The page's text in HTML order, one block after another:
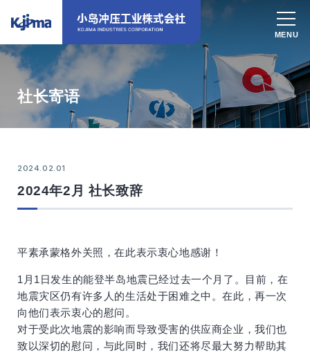
社长寄语
2024.02.01
2024年2月 社长致辞
平素承蒙格外关照，在此表示衷心地感谢！
1月1日发生的能登半岛地震已经过去一个月了。目前，在
地震灾区仍有许多人的生活处于困难之中。在此，再一次
向他们表示衷心的慰问。
对于受此次地震的影响而导致受害的供应商企业，我们也
致以深切的慰问，与此同时，我们还将尽最大努力帮助其